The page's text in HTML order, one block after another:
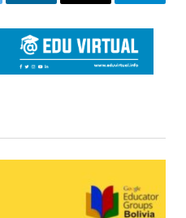
LinkedInEmail